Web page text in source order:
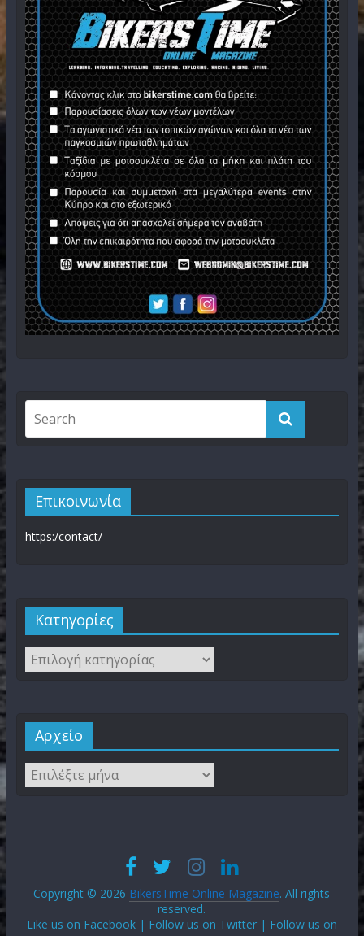
Επικοινωνία
https:/contact/
Kατηγορίες
Αρχείο
Copyright © 2026 BikersTime Online Magazine. All rights
reserved.
Like us on Facebook | Follow us on Twitter | Follow us on